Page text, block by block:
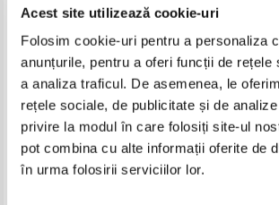
Acest site utilizează cookie-uri
Folosim cookie-uri pentru a personaliza
anunțurile, pentru a oferi funcții de rețele
a analiza traficul. De asemenea, le
rețele sociale, de publicitate și de
privire la modul în care folosiți site-ul
pot combina cu alte informații oferite de
în urma folosirii serviciilor lor.
Mircea Bradu - Dracula land (cu
autograful autorului)
Pret:45,00Lei 29,25 Lei
Adaugă în coș
Virgil
pasare de
Pret: